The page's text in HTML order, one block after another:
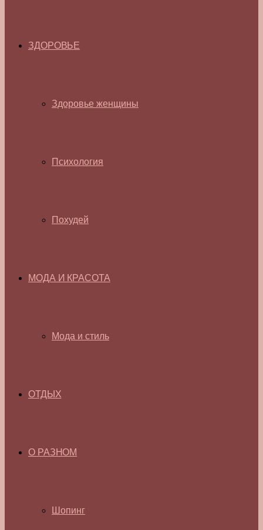
ЗДОРОВЬЕ
Здоровье женщины
Психология
Похудей
МОДА И КРАСОТА
Мода и стиль
ОТДЫХ
О РАЗНОМ
Шопинг